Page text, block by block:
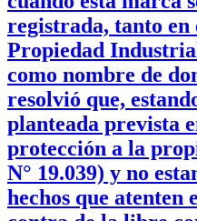
registrada, tanto en
Propiedad
como nombre de
resolvió que,
planteada prevista
protección a la
N° 19.039) y no
hechos que atenten